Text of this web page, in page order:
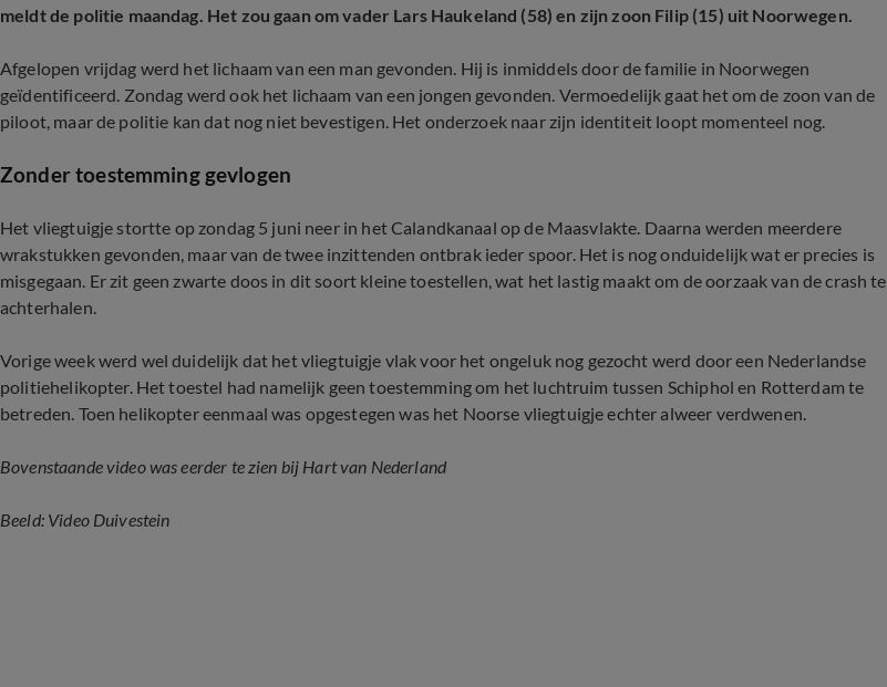
meldt de politie maandag. Het zou gaan om vader Lars Haukeland (58) en zijn zoon Filip (15) uit Noorwegen.
Afgelopen vrijdag werd het lichaam van een man gevonden. Hij is inmiddels door de familie in Noorwegen
geïdentificeerd. Zondag werd ook het lichaam van een jongen gevonden. Vermoedelijk gaat het om de zoon van de
piloot, maar de politie kan dat nog niet bevestigen. Het onderzoek naar zijn identiteit loopt momenteel nog.
Zonder toestemming gevlogen
Het vliegtuigje stortte op zondag 5 juni neer in het Calandkanaal op de Maasvlakte. Daarna werden meerdere
wrakstukken gevonden, maar van de twee inzittenden ontbrak ieder spoor. Het is nog onduidelijk wat er precies is
misgegaan. Er zit geen zwarte doos in dit soort kleine toestellen, wat het lastig maakt om de oorzaak van de crash te
achterhalen.
Vorige week werd wel duidelijk dat het vliegtuigje vlak voor het ongeluk nog gezocht werd door een Nederlandse
politiehelikopter. Het toestel had namelijk geen toestemming om het luchtruim tussen Schiphol en Rotterdam te
betreden. Toen helikopter eenmaal was opgestegen was het Noorse vliegtuigje echter alweer verdwenen.
Bovenstaande video was eerder te zien bij Hart van Nederland
Beeld: Video Duivestein